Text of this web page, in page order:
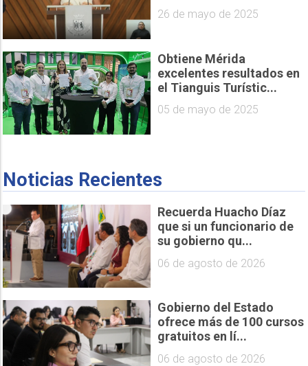
26 de mayo de 2025
Obtiene Mérida
excelentes resultados en
el Tianguis Turístic...
05 de mayo de 2025
Noticias Recientes
Recuerda Huacho Díaz
que si un funcionario de
su gobierno qu...
06 de agosto de 2026
Gobierno del Estado
ofrece más de 100 cursos
gratuitos en lí...
06 de agosto de 2026